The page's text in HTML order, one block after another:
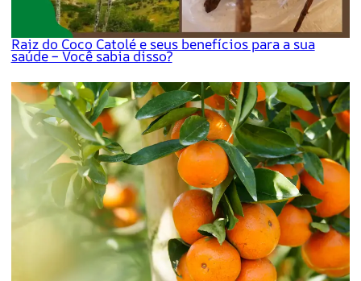
Raiz do Coco Catolé e seus benefícios para a sua
saúde – Você sabia disso?